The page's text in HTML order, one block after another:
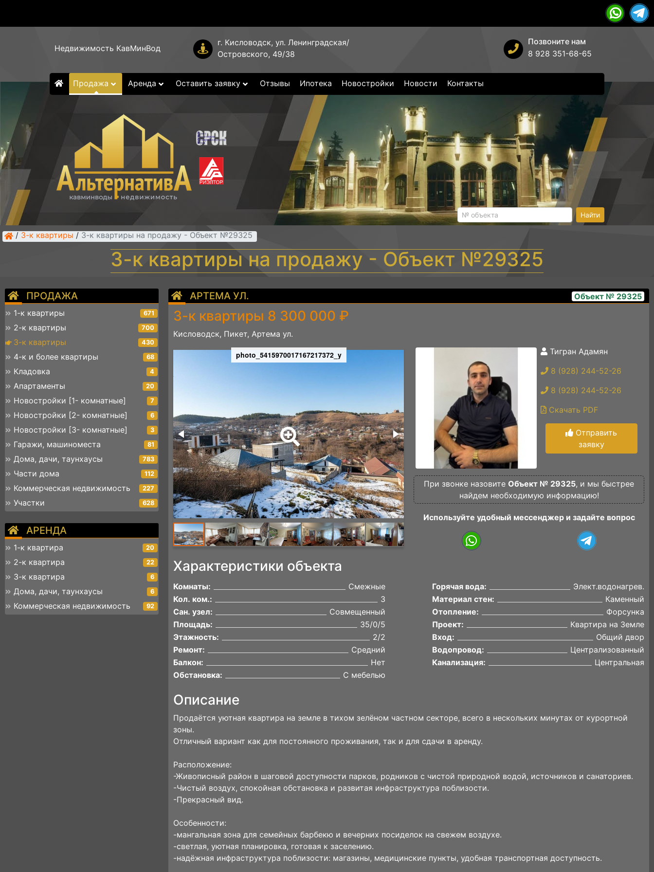
Недвижимость КавМинВод
г. Кисловодск, ул. Ленинградская/
Островского, 49/38
Позвоните нам
8 928 351-68-65
Продажа Аренда Оставить заявку Отзывы Ипотека Новостройки Новости Контакты
Найти
/ 3-к квартиры / 3-к квартиры на продажу - Объект №29325
3-к квартиры на продажу - Объект №29325
ПРОДАЖА
1-к квартиры 671
2-к квартиры 700
3-к квартиры 430
4-к и более квартиры 68
Кладовка 4
Апартаменты 20
Новостройки [1- комнатные] 7
Новостройки [2- комнатные] 6
Новостройки [3- комнатные] 3
Гаражи, машиноместа 81
Дома, дачи, таунхаусы 783
Части дома 112
Коммерческая недвижимость 227
Участки 628
АРЕНДА
1-к квартира 20
2-к квартира 22
3-к квартира 6
Дома, дачи, таунхаусы 6
Коммерческая недвижимость 92
АРТЕМА УЛ. Объект № 29325
3-к квартиры 8 300 000 ₽
Кисловодск, Пикет, Артема ул.
photo_5415970017167217372_y
photo_5415970017167217335_y photo_5415970017167217339_yТигран Адамян
8 (928) 244-52-26
8 (928) 244-52-26
Скачать PDF
Отправить
заявку
При звонке назовите Объект № 29325, и мы быстрее
найдем необходимую информацию!
Используйте удобный мессенджер и задайте вопрос
Характеристики объекта
Комнаты:
Смежные
Кол. ком.:
3
Сан. узел:
Совмещенный
Площадь:
35/0/5
Этажность:
2/2
Ремонт:
Средний
Балкон:
Нет
Обстановка:
С мебелью
Горячая вода:
Элект.водонагрев.
Материал стен:
Каменный
Отопление:
Форсунка
Проект:
Квартира на Земле
Вход:
Общий двор
Водопровод:
Централизованный
Канализация:
Центральная
Описание
Продаётся уютная квартира на земле в тихом зелёном частном секторе, всего в нескольких минутах от курортной
зоны.
Отличный вариант как для постоянного проживания, так и для сдачи в аренду.
Расположение:
-Живописный район в шаговой доступности парков, родников с чистой природной водой, источников и санаториев.
-Чистый воздух, спокойная обстановка и развитая инфраструктура поблизости.
-Прекрасный вид.
Особенности:
-мангальная зона для семейных барбекю и вечерних посиделок на свежем воздухе.
-светлая, уютная планировка, готовая к заселению.
-надёжная инфраструктура поблизости: магазины, медицинские пункты, удобная транспортная доступность.